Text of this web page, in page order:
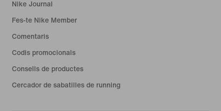
Nike Journal
Fes-te Nike Member
Comentaris
Codis promocionals
Consells de productes
Cercador de sabatilles de running